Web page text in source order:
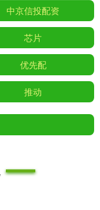
中京信投配资
芯片
优先配
推动